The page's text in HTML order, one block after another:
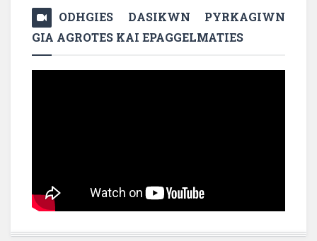
ODHGIES DASIKWN PYRKAGIWN
GIA AGROTES KAI EPAGGELMATIES